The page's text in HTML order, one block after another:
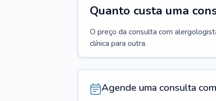
Quanto custa uma
O preço da consulta com
clínica para outra.
Agende uma consulta